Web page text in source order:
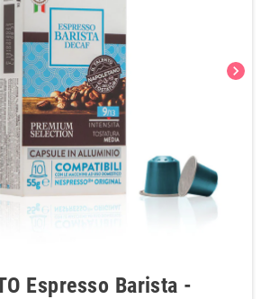
chevron_right
Espresso Barista -